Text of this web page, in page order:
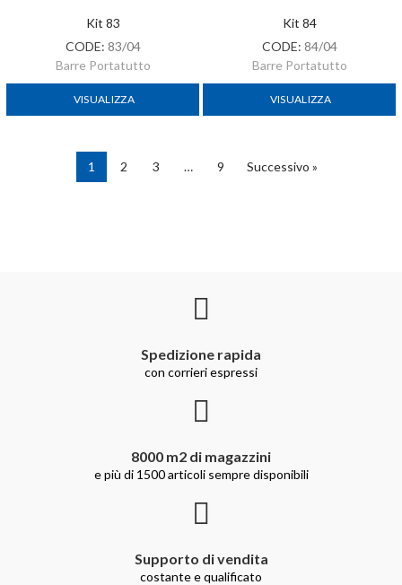
Kit 83
CODE: 83/04
Barre Portatutto
VISUALIZZA
Kit 84
CODE: 84/04
Barre Portatutto
VISUALIZZA
1 2 3 … 9 Successivo »
Spedizione rapida
con corrieri espressi
8000 m2 di magazzini
e più di 1500 articoli sempre disponibili
Supporto di vendita
costante e qualificato